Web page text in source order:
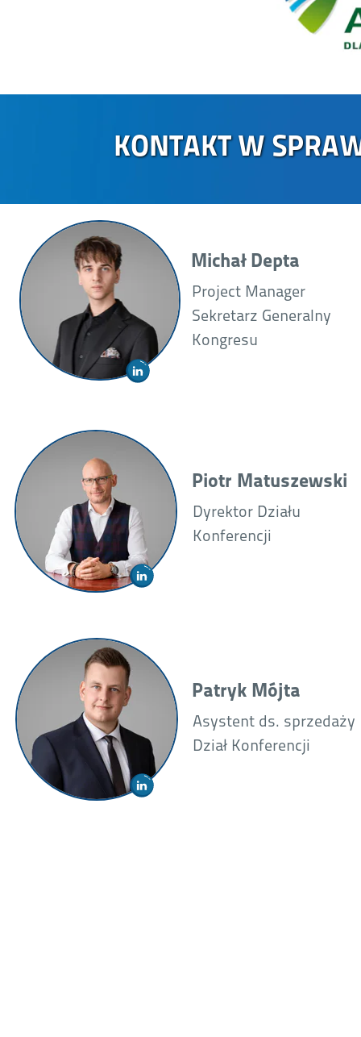
KONTAKT W
Michał Depta
Project Manager
Sekretarz Generalny
Kongresu
Piotr Matuszewski
Dyrektor Działu
Konferencji
Patryk Mójta
Asystent ds. sprzedaży
Dział Konferencji